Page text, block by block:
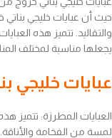
حيث أن عبايات خليجي بناتي
والتقاليد. تتميز هذه
يجعلها مناسبة لمختلف
عبايات خليجي
العبايات المطرزة: تتميز
لمسة من الفخامة والأناقة.